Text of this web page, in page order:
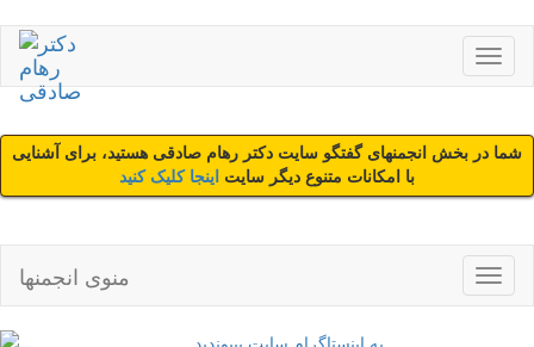
شما در بخش انجمنهای گفتگو سایت دکتر رهام صادقی هستید، برای آشنایی
با امکانات متنوع دیگر سایت اینجا کلیک کنید
منوی انجمنها